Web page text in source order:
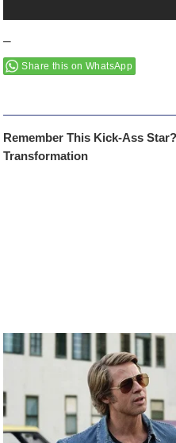
–
Share this on WhatsApp